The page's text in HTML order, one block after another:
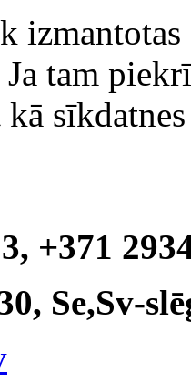
tam
+371
Se,Sv-